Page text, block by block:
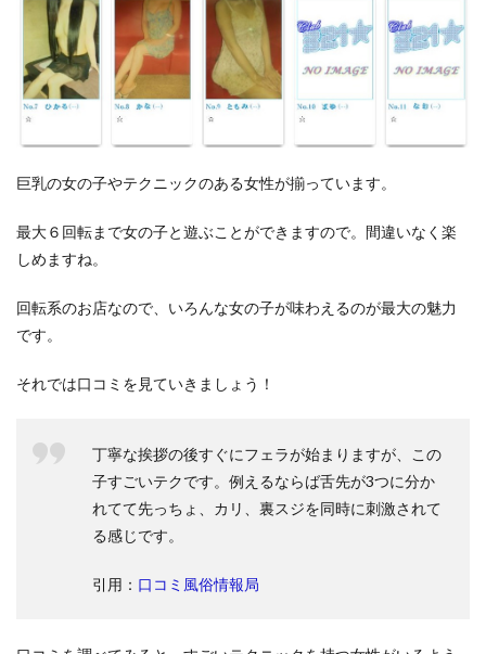
巨乳の女の子やテクニックのある女性が揃っています。
最大６回転まで女の子と遊ぶことができますので。間違いなく楽
しめますね。
回転系のお店なので、いろんな女の子が味わえるのが最大の魅力
です。
それでは口コミを見ていきましょう！
丁寧な挨拶の後すぐにフェラが始まりますが、この
子すごいテクです。例えるならば舌先が3つに分か
れてて先っちょ、カリ、裏スジを同時に刺激されて
る感じです。
引用： 口コミ風俗情報局